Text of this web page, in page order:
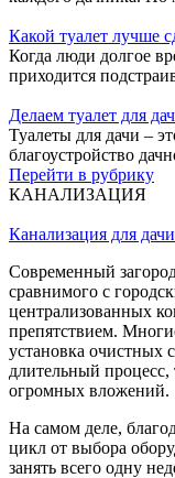
Какой туалет лучше
Когда люди долгое
приходится
Делаем туалет для
Туалеты для дачи –
благоустройство
Перейти в рубрику
КАНАЛИЗАЦИЯ
Канализация для
Современный
сравнимого с
централизованных
препятствием.
установка
длительный
огромных вложений.
На самом деле,
цикл от выбора
занять всего одну